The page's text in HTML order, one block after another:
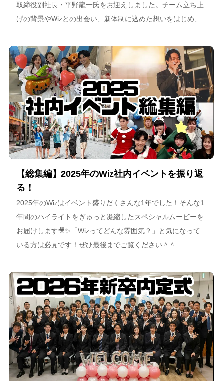
取締役副社長・平野龍一氏をお迎えしました。チーム立ち上
げの背景やWizとの出会い、新体制に込めた想いをはじめ、
海道が描く今後のビジョンについて語っています。
【総集編】2025年のWiz社内イベントを振り返
る！
2025年のWizはイベント盛りだくさんな1年でした！そんな1
年間のハイライトをぎゅっと凝縮したスペシャルムービーを
お届けします🎥✨「Wizってどんな雰囲気？」と気になって
いる方は必見です！ぜひ最後までご覧ください＾＾